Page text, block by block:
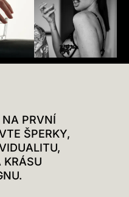
NA PRVNÍ
ŠPERKY,
KRÁSU